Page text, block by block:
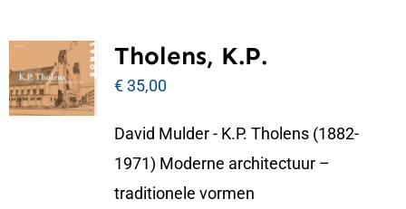
Tholens, K.P.
€35,00
David Mulder - K.P. Tholens (1882-
1971) Moderne architectuur –
traditionele vormen